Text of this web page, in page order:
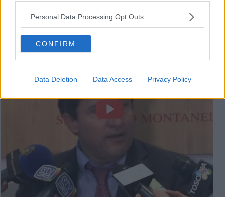
Personal Data Processing Opt Outs
CONFIRM
Data Deletion Data Access Privacy Policy
Marco Carraresi - dichiarazione